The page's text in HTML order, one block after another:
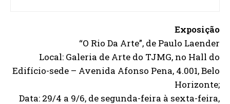
Exposição
“O Rio Da Arte”, de Paulo Laender
Local: Galeria de Arte do TJMG, no Hall do
Edifício-sede – Avenida Afonso Pena, 4.001, Belo
Horizonte;
Data: 29/4 a 9/6, de segunda-feira à sexta-feira,